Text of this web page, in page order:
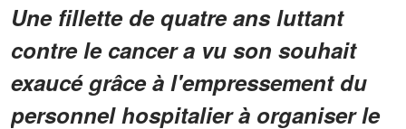
Une fillette de quatre ans luttant
contre le cancer a vu son souhait
exaucé grâce à l'empressement du
personnel hospitalier à organiser le